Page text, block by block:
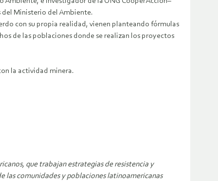
del Ministerio del Ambiente.
con su propia realidad, vienen planteando fórmulas
de las poblaciones donde se realizan los proyectos
la actividad minera.
que trabajan estrategias de resistencia y
las comunidades y poblaciones latinoamericanas